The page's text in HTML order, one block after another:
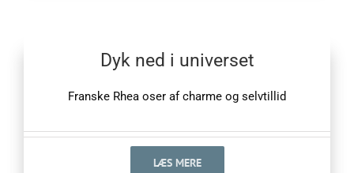
Dyk ned i universet
Franske Rhea oser af charme og selvtillid
LÆS MERE